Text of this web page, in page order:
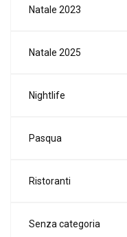
Natale 2023
Natale 2025
Nightlife
Pasqua
Ristoranti
Senza categoria